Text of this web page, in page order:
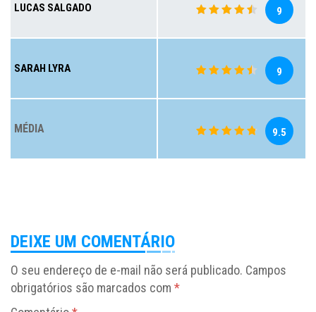
LUCAS SALGADO 9
SARAH LYRA 9
MÉDIA 9.5
DEIXE UM COMENTÁRIO
O seu endereço de e-mail não será publicado. Campos
obrigatórios são marcados com *